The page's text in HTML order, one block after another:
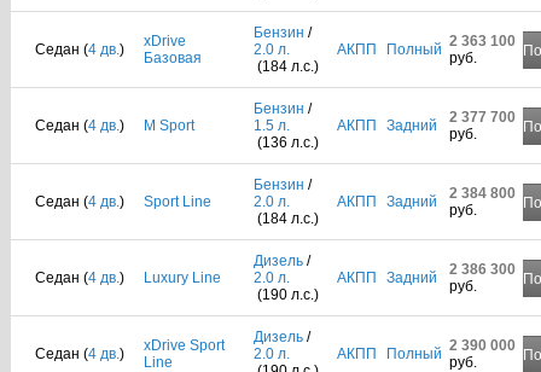
Седан (4 дв.)
xDrive
Базовая
Бензин /
2.0 л.
(184 л.с.)
АКПП Полный 2 363 100
руб.
Седан (4 дв.) M Sport
Бензин /
1.5 л.
(136 л.с.)
АКПП Задний
2 377 700
руб.
Седан (4 дв.) Sport Line
Бензин /
2.0 л.
(184 л.с.)
АКПП Задний
2 384 800
руб.
Седан (4 дв.) Luxury Line
Дизель/
2.0 л.
(190 л.с.)
АКПП Задний
2 386 300
руб.
Седан (4 дв.)
xDrive Sport
Line
Дизель/
2.0 л.
АКПП Полный 2 390 000
руб.